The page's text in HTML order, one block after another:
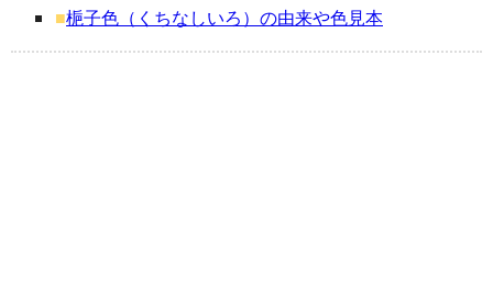
■梔子色（くちなしいろ）の由来や色見本